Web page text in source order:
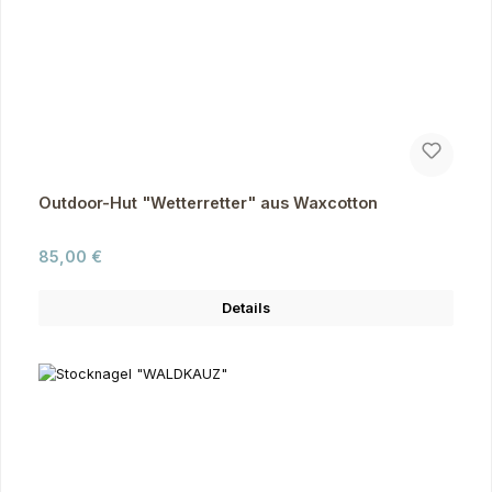
Outdoor-Hut "Wetterretter" aus Waxcotton
Regulärer Preis:
85,00 €
Details